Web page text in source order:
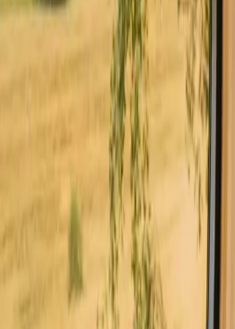
Norte Casas pequenas em
com instalações em